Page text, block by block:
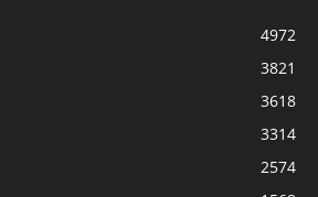
4972
3821
3618
3314
2574